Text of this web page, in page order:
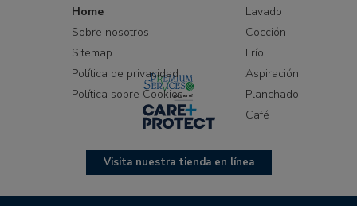
Home
Sobre nosotros
Sitemap
Política de privacidad
Política sobre Cookies
Lavado
Cocción
Frío
Aspiración
Planchado
Café
Visita nuestra tienda en línea